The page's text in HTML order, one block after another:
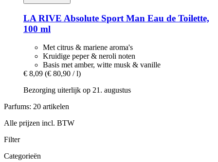
LA RIVE Absolute Sport Man Eau de Toilette,
100 ml
Met citrus & mariene aroma's
Kruidige peper & neroli noten
Basis met amber, witte musk & vanille
€ 8,09 (€ 80,90 / l)
Bezorging uiterlijk op 21. augustus
Parfums: 20 artikelen
Alle prijzen incl. BTW
Filter
Categorieën